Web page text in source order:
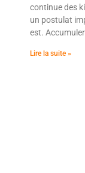
continue des
un postulat
est.
Lire la suite »